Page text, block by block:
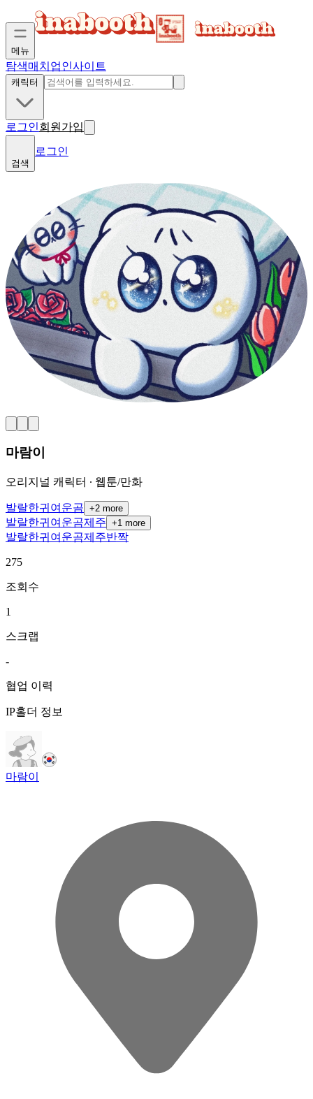
메뉴
탐색매치업인사이트
캐릭터
로그인회원가입
검색
로그인
마람이
오리지널 캐릭터 ∙ 웹툰/만화
발랄한귀여운곰 +2 more
발랄한귀여운곰제주 +1 more
발랄한귀여운곰제주반짝
275
조회수
1
스크랩
-
협업 이력
IP홀더 정보
마람이